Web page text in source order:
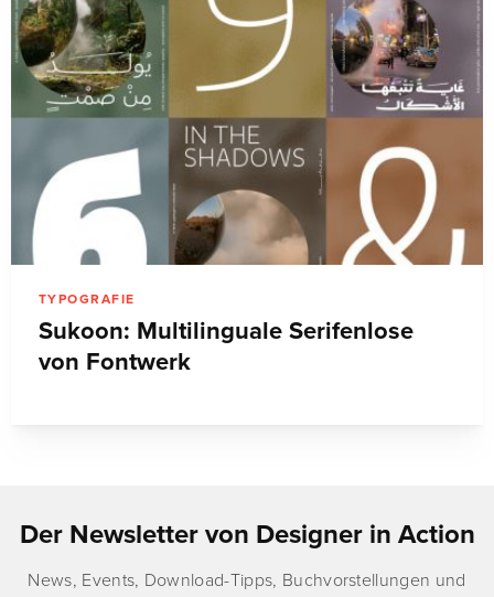
TYPOGRAFIE
Sukoon: Multilinguale Serifenlose
von Fontwerk
Der Newsletter von Designer in Action
News, Events, Download-Tipps, Buchvorstellungen und